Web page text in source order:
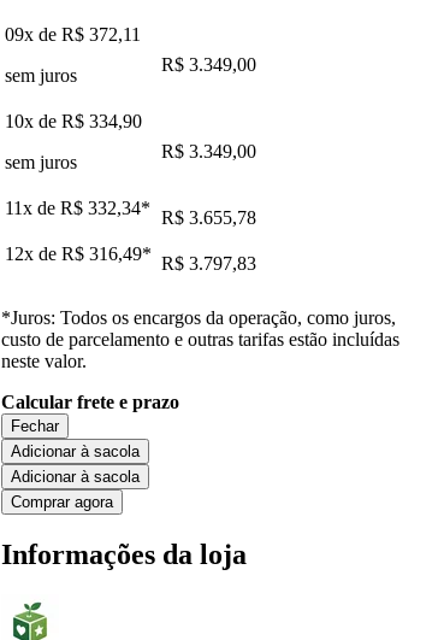
09x de R$ 372,11
sem juros
R$ 3.349,00
10x de R$ 334,90
sem juros
R$ 3.349,00
11x de R$ 332,34* R$ 3.655,78
12x de R$ 316,49* R$ 3.797,83
*Juros: Todos os encargos da operação, como juros,
custo de parcelamento e outras tarifas estão incluídas
neste valor.
Calcular frete e prazo
Fechar
Adicionar à sacola
Adicionar à sacola
Comprar agora
Informações da loja